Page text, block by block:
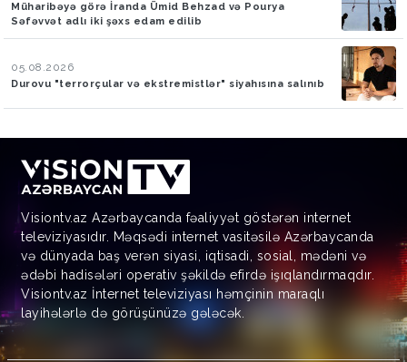
Müharibəyə görə İranda Ümid Behzad və Pourya
Səfəvvət adlı iki şəxs edam edilib
05.08.2026
Durovu "terrorçular və ekstremistlər" siyahısına salınıb
Visiontv.az Azərbaycanda fəaliyyət göstərən internet
televiziyasıdır. Məqsədi internet vasitəsilə Azərbaycanda
və dünyada baş verən siyasi, iqtisadi, sosial, mədəni və
ədəbi hadisələri operativ şəkildə efirdə işıqlandırmaqdır.
Visiontv.az İnternet televiziyası həmçinin maraqlı
layihələrlə də görüşünüzə gələcək.